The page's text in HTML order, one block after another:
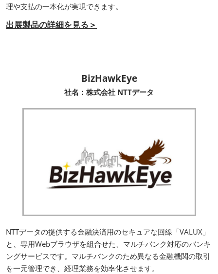
理や支払の一本化が実現できます。
出展製品の詳細を見る＞
BizHawkEye
社名：株式会社 NTTデータ
NTTデータの提供する金融決済用のセキュアな回線「VALUX」
と、専用Webブラウザを組合せた、マルチバンク対応のバンキ
ングサービスです。マルチバンクのため異なる金融機関の取引
を一元管理でき、経理業務を効率化させます。